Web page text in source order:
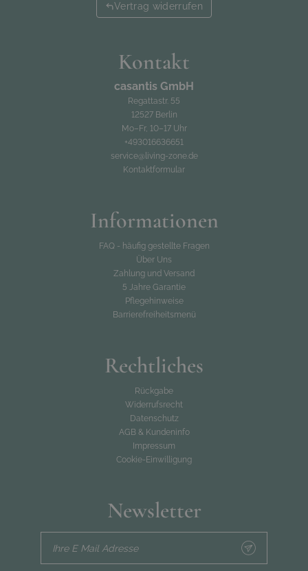
Vertrag widerrufen
Kontakt
casantis GmbH
Regattastr. 55
12527 Berlin
Mo–Fr, 10–17 Uhr
+493016636651
service@living-zone.de
Kontaktformular
Informationen
FAQ - häufig gestellte Fragen
Über Uns
Zahlung und Versand
5 Jahre Garantie
Pflegehinweise
Barrierefreiheitsmenü
Rechtliches
Rückgabe
Widerrufsrecht
Datenschutz
AGB & Kundeninfo
Impressum
Cookie-Einwilligung
Newsletter
Ihre E Mail Adresse